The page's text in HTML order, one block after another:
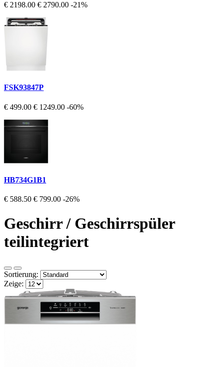
€ 2198.00 € 2790.00 -21%
FSK93847P
€ 499.00 € 1249.00 -60%
HB734G1B1
€ 588.50 € 799.00 -26%
Geschirr / Geschirrspüler
teilintegriert
Sortierung:
Zeige: